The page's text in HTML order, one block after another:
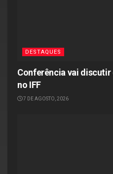
DESTAQUES
Conferência vai
no IFF
7 DE AGOSTO, 2026